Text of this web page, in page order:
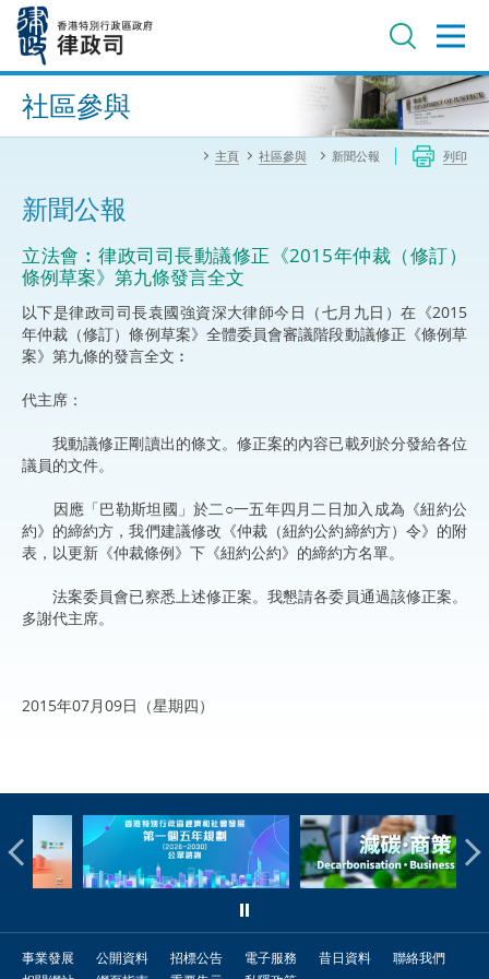
內
進階搜尋
社區參與
主頁 社區參與 新聞公報 列印
新聞公報
立法會︰律政司司長動議修正《2015年仲裁（修訂）
條例草案》第九條發言全文
以下是律政司司長袁國強資深大律師今日（七月九日）在《2015
年仲裁（修訂）條例草案》全體委員會審議階段動議修正《條例草
案》第九條的發言全文︰
代主席：
我動議修正剛讀出的條文。修正案的內容已載列於分發給各位
議員的文件。
因應「巴勒斯坦國」於二○一五年四月二日加入成為《紐約公
約》的締約方，我們建議修改《仲裁（紐約公約締約方）令》的附
表，以更新《仲裁條例》下《紐約公約》的締約方名單。
法案委員會已察悉上述修正案。我懇請各委員通過該修正案。
多謝代主席。
2015年07月09日（星期四）
事業發展 公開資料 招標公告 電子服務 昔日資料
聯絡我們